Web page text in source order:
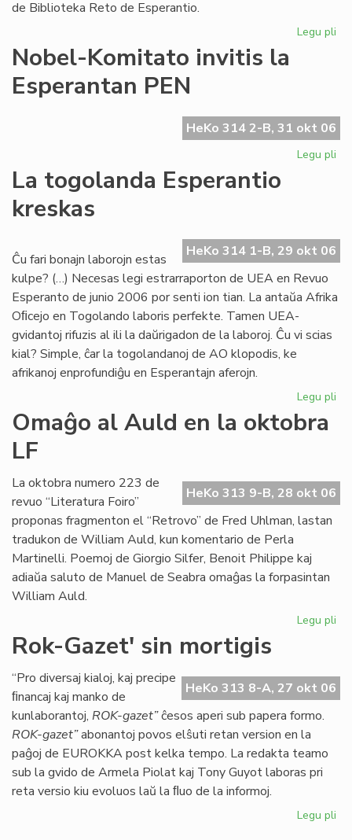
de Biblioteka Reto de Esperantio.
Legu pli
Nobel-Komitato invitis la
Esperantan PEN
HeKo 314 2-B, 31 okt 06
Legu pli
La togolanda Esperantio
kreskas
HeKo 314 1-B, 29 okt 06
Ĉu fari bonajn laborojn estas
kulpe? (…) Necesas legi estrarraporton de UEA en Revuo
Esperanto de junio 2006 por senti ion tian. La antaŭa Afrika
Oﬁcejo en Togolando laboris perfekte. Tamen UEA-
gvidantoj rifuzis al ili la daŭrigadon de la laboroj. Ĉu vi scias
kial? Simple, ĉar la togolandanoj de AO klopodis, ke
afrikanoj enprofundiĝu en Esperantajn aferojn.
Legu pli
Omaĝo al Auld en la oktobra
LF
HeKo 313 9-B, 28 okt 06
La oktobra numero 223 de
revuo “Literatura Foiro”
proponas fragmenton el “Retrovo” de Fred Uhlman, lastan
tradukon de William Auld, kun komentario de Perla
Martinelli. Poemoj de Giorgio Silfer, Benoit Philippe kaj
adiaŭa saluto de Manuel de Seabra omaĝas la forpasintan
William Auld.
Legu pli
la
Rok-Gazet' sin mortigis
HeKo 313 8-A, 27 okt 06
“Pro diversaj kialoj, kaj precipe
ﬁnancaj kaj manko de
kunlaborantoj, ROK-gazet”ĉesos aperi sub papera formo.
ROK-gazet”abonantoj povos elŝuti retan version en la
paĝoj de EUROKKA post kelka tempo. La redakta teamo
sub la gvido de Armela Piolat kaj Tony Guyot laboras pri
reta versio kiu evoluos laŭ la ﬂuo de la informoj.
Legu pli